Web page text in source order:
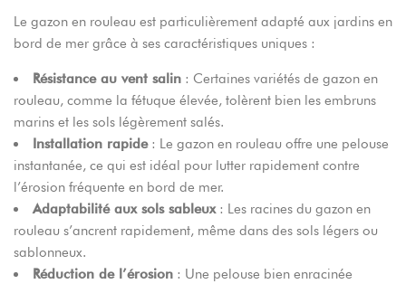
Le gazon en rouleau est particulièrement adapté aux jardins en
bord de mer grâce à ses caractéristiques uniques :
Résistance au vent salin : Certaines variétés de gazon en
rouleau, comme la fétuque élevée, tolèrent bien les embruns
marins et les sols légèrement salés.
Installation rapide: Le gazon en rouleau offre une pelouse
instantanée, ce qui est idéal pour lutter rapidement contre
l’érosion fréquente en bord de mer.
Adaptabilité aux sols sableux: Les racines du gazon en
rouleau s’ancrent rapidement, même dans des sols légers ou
sablonneux.
Réduction de l’érosion : Une pelouse bien enracinée